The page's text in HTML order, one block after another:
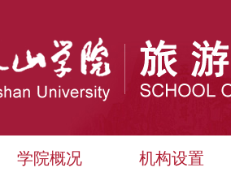
学院概况 机构设置